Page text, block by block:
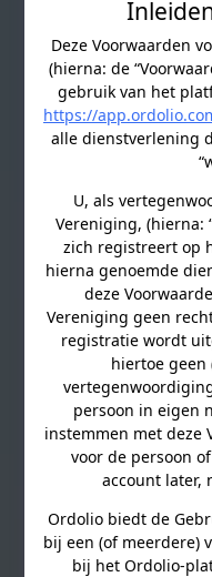
Deze Voorwaarden
(hierna: de
gebruik van het
https://
alle dienstverlening
U, als
Vereniging, (hierna:
zich registreert op
hierna genoemde
deze
Vereniging geen
registratie wordt
hiertoe
persoon in eigen
instemmen met deze
voor de persoon
account later,
Ordolio biedt de
bij een (of meerdere)
bij het Ordolio-